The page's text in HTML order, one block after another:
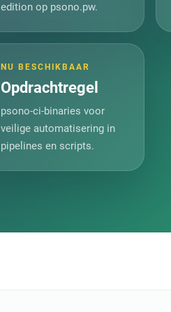
edition op psono.pw.
NU BESCHIKBAAR
Opdrachtregel
psono-ci-binaries voor
veilige automatisering in
pipelines en scripts.